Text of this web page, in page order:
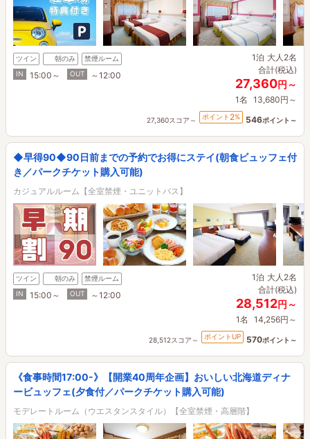
ツイン 朝のみ
禁煙ルーム
IN
15:00～ OUT ～12:00
1泊 大人2名
合計(税込)
27,360円～
1名 13,680円～
27,360スコア～ ポイント 2% 546ポイント～
◆早得90◆90日前までの予約でお得にステイ(朝食ビュッフェ付
き／パークチケット購入可能)
カジュアルルーム【全室禁煙・ユニットバス】
ツイン 朝のみ
禁煙ルーム
IN
15:00～ OUT ～12:00
1泊 大人2名
合計(税込)
28,512円～
1名 14,256円～
28,512スコア～ ポイントUP 570ポイント～
《食事時間17:00-》【開業40周年企画】おいしい北海道ディナ
ービュッフェ(夕食付／パークチケット購入可能)
モデレートルーム（ウエスタンスタイル）【全室禁煙・高層階】